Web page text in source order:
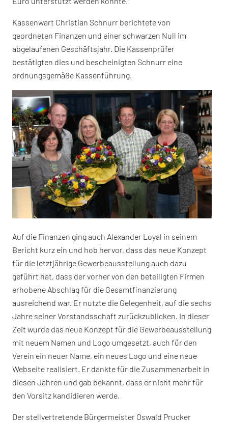
Kassenwart Christian Schnurr berichtete von
geordneten Finanzen und einer schwarzen Null im
abgelaufenen Geschäftsjahr. Die Kassenprüfer
bestätigten dies und bescheinigten Schnurr eine
ordnungsgemäße Kassenführung.
Auf die Finanzen ging auch Alexander Loyal in seinem
Bericht kurz ein und hob hervor, dass das neue Konzept
für die letztjährige Gewerbeausstellung auch dazu
geführt hat, dass der vorher von den beteiligten Firmen
erhobene Abschlag für die Gesamtfinanzierung
ausreichend war. Er nutzte die Gelegenheit, auf die sechs
Jahre seiner Vorstandsschaft zurückzublicken. In dieser
Zeit wurde das neue Konzept für die Gewerbeausstellung
mit neuem Namen und Logo umgesetzt, auch für den
Verein ein neuer Name, ein neues Logo und eine neue
Webseite realisiert. Er dankte für die Zusammenarbeit in
diesen Jahren und gab bekannt, dass er nicht mehr für
den Vorsitz kandidieren werde.
Der stellvertretende Bürgermeister Oswald Prucker